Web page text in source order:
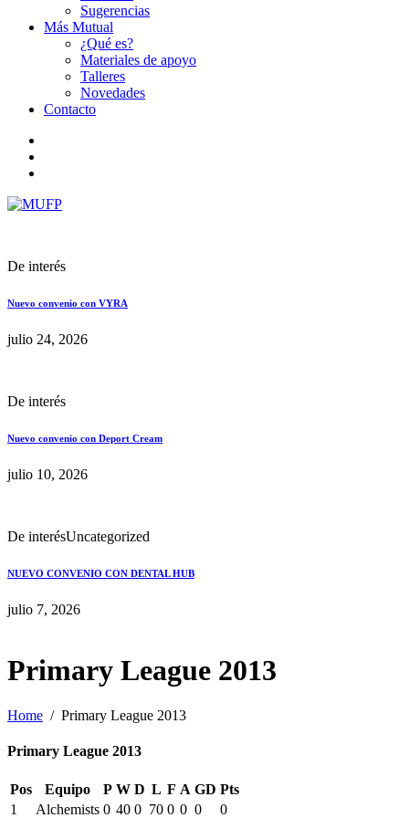
Sugerencias
Más Mutual
¿Qué es?
Materiales de apoyo
Talleres
Novedades
Contacto
De interés
Nuevo convenio con VYRA
julio 24, 2026
De interés
Nuevo convenio con Deport Cream
julio 10, 2026
De interésUncategorized
NUEVO CONVENIO CON DENTAL HUB
julio 7, 2026
Primary League 2013
Home Primary League 2013
Primary League 2013
Pos Equipo P W D L F A GD Pts
1
Alchemists 0 40 0 70 0 0 0 0